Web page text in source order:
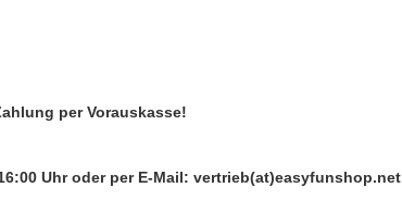
per Vorauskasse!
Uhr oder per E-Mail: vertrieb(at)easyfunshop.net